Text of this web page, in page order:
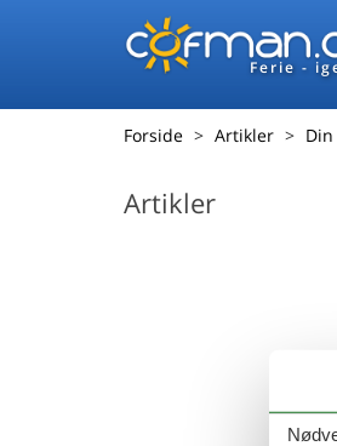
Ferie -
Forside Artikler
Artikler